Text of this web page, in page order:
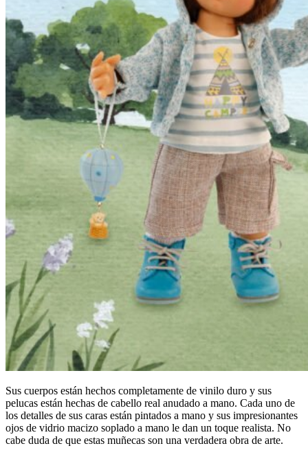
Sus cuerpos están hechos completamente de vinilo duro y sus
pelucas están hechas de cabello real anudado a mano. Cada uno de
los detalles de sus caras están pintados a mano y sus impresionantes
ojos de vidrio macizo soplado a mano le dan un toque realista. No
cabe duda de que estas muñecas son una verdadera obra de arte.